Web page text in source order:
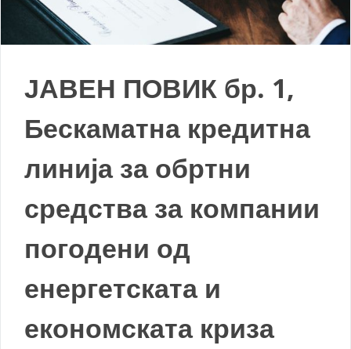
ЈАВЕН ПОВИК бр. 1,
Бескаматна кредитна
линија за обртни
средства за компании
погодени од
енергетската и
економската криза